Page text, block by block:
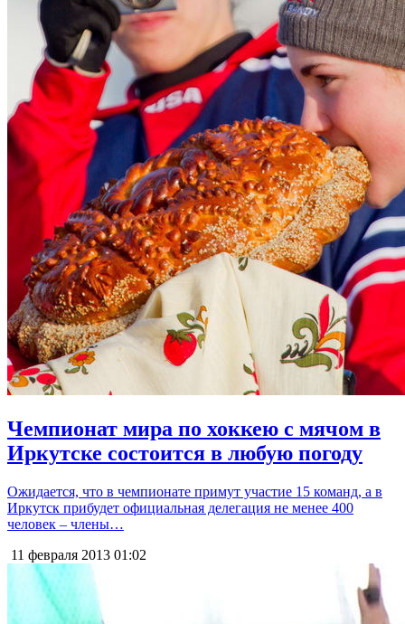
Чемпионат мира по хоккею с мячом в
Иркутске состоится в любую погоду
Ожидается, что в чемпионате примут участие 15 команд, а в
Иркутск прибудет официальная делегация не менее 400
человек – члены…
11 февраля 2013 01:02